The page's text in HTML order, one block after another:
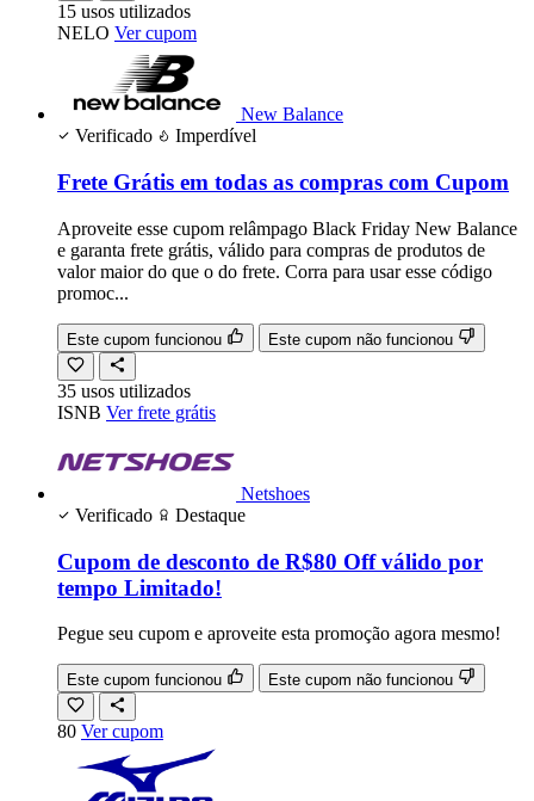
15 usos utilizados
NELO Ver cupom
New Balance
Verificado
Imperdível
Frete Grátis em todas as compras com Cupom
Aproveite esse cupom relâmpago Black Friday New Balance
e garanta frete grátis, válido para compras de produtos de
valor maior do que o do frete. Corra para usar esse código
promoc...
Este cupom funcionou Este cupom não funcionou
35 usos utilizados
ISNB Ver frete grátis
Netshoes
Verificado
Destaque
Cupom de desconto de R$80 Off válido por
tempo Limitado!
Pegue seu cupom e aproveite esta promoção agora mesmo!
Este cupom funcionou Este cupom não funcionou
80 Ver cupom